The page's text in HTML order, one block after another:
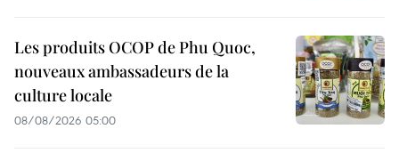
Les produits OCOP de Phu Quoc,
nouveaux ambassadeurs de la
culture locale
08/08/2026 05:00